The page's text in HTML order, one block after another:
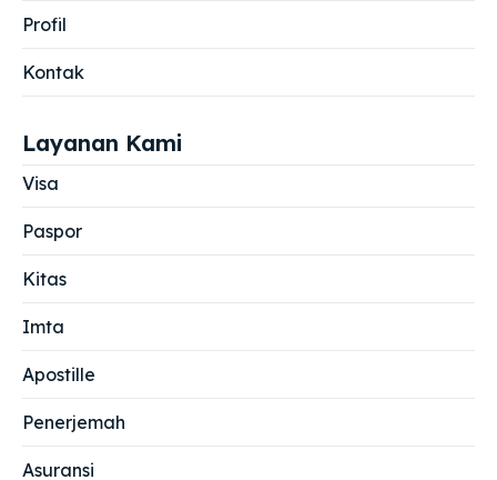
Profil
Kontak
Layanan Kami
Visa
Paspor
Kitas
Imta
Apostille
Penerjemah
Asuransi